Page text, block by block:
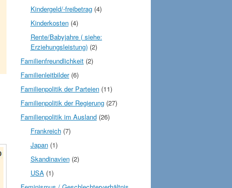
Kindergeld/-freibetrag(4)
Kinderkosten(4)
Rente/Babyjahre ( siehe:
Erziehungsleistung)(2)
Familienfreundlichkeit (2)
Familienleitbilder(6)
Familienpolitik der Parteien (11)
Familienpolitik der Regierung (27)
Familienpolitik im Ausland (26)
Frankreich(7)
Japan(1)
Skandinavien(2)
USA(1)